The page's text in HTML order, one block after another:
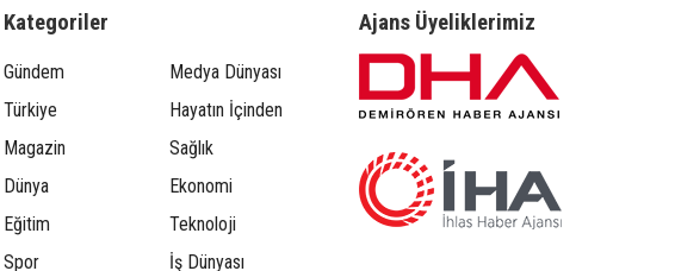
Kategoriler
Gündem
Medya Dünyası
Türkiye
Hayatın İçinden
Magazin
Sağlık
Dünya
Ekonomi
Eğitim
Teknoloji
Spor
İş Dünyası
Ajans Üyeliklerimiz